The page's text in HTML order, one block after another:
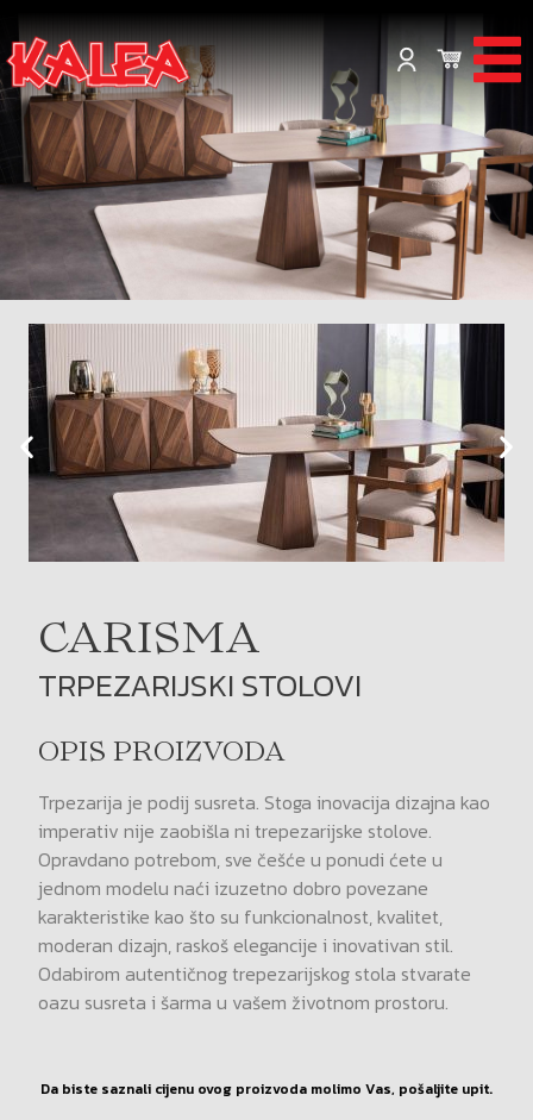
CARISMA
TRPEZARIJSKI STOLOVI
OPIS PROIZVODA
Trpezarija je podij susreta. Stoga inovacija dizajna kao
imperativ nije zaobišla ni trepezarijske stolove.
Opravdano potrebom, sve češće u ponudi ćete u
jednom modelu naći izuzetno dobro povezane
karakteristike kao što su funkcionalnost, kvalitet,
moderan dizajn, raskoš elegancije i inovativan stil.
Odabirom autentičnog trepezarijskog stola stvarate
oazu susreta i šarma u vašem životnom prostoru.
Da biste saznali cijenu ovog proizvoda molimo Vas, pošaljite upit.